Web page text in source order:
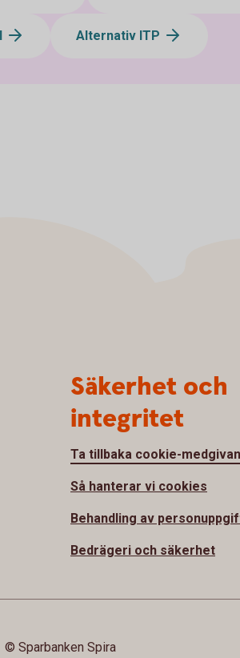
Alternativ ITP
Säkerhet och
integritet
Ta tillbaka cookie-
Så hanterar vi cookies
Behandling av
Bedrägeri och säkerhet
© Sparbanken Spira